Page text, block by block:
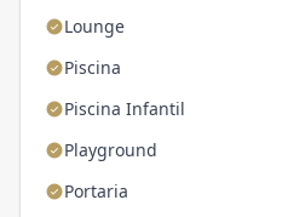
Lounge
Piscina
Piscina Infantil
Playground
Portaria